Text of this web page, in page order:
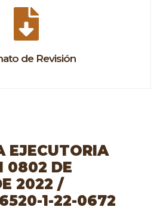
de Revisión
EJECUTORIA
0802 DE
2022 /
1-22-0672